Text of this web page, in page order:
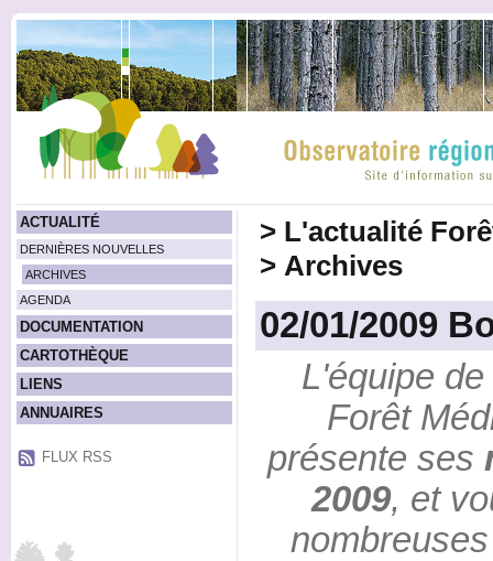
ACTUALITÉ
DERNIÈRES NOUVELLES
ARCHIVES
AGENDA
DOCUMENTATION
CARTOTHÈQUE
LIENS
ANNUAIRES
FLUX RSS
> L'actualité
> Archives
02/01/2009
L'équipe
Forêt
présente ses
2009, et